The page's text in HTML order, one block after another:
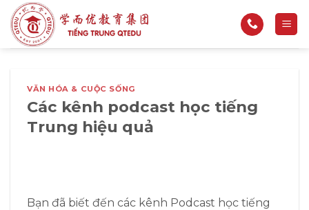
qua
nội
VĂN HÓA & CUỘC SỐNG
Các kênh podcast học tiếng
Trung hiệu quả
Bạn đã biết đến các kênh Podcast học tiếng